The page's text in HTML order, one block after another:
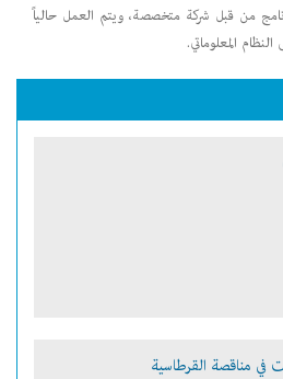
من قبل شركة متخصصة، ويتم العمل حالياً
المعلوماتي.
في مناقصة القرطاسية